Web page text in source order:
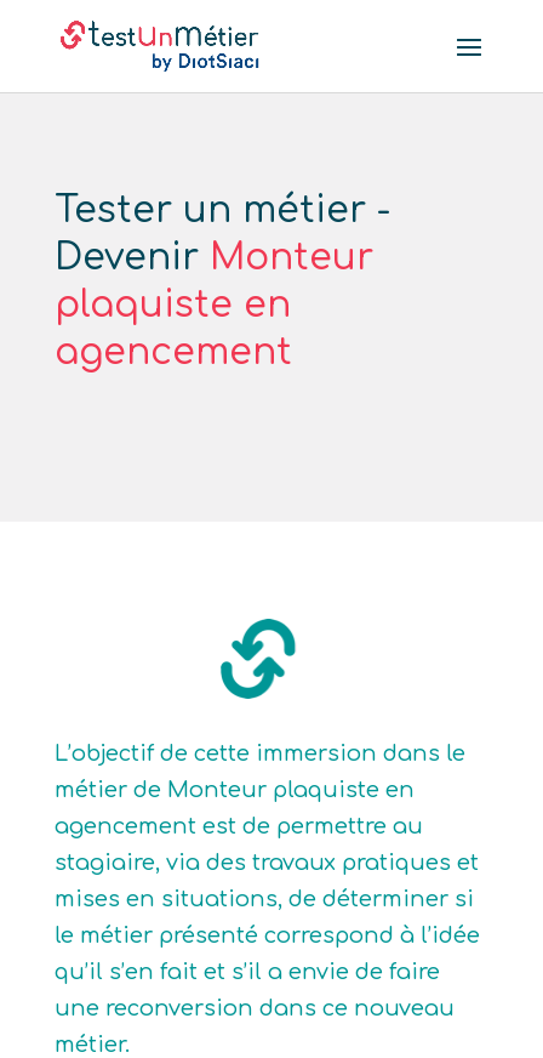
Tester un métier -
Devenir Monteur
plaquiste en
agencement
L’objectif de cette immersion dans le
métier de Monteur plaquiste en
agencement est de permettre au
stagiaire, via des travaux pratiques et
mises en situations, de déterminer si
le métier présenté correspond à l’idée
qu’il s’en fait et s’il a envie de faire
une reconversion dans ce nouveau
métier.